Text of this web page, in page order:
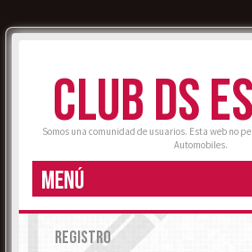
CLUB DS
Somos una comunidad de usuarios. Esta web no
Automobiles.
MENÚ
REGISTRO